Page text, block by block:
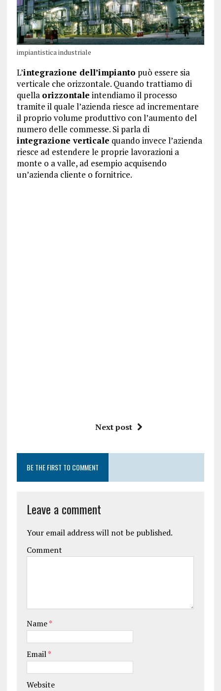
impiantistica industriale
L’integrazione dell’impianto può essere sia
verticale che orizzontale. Quando trattiamo di
quella orizzontale intendiamo il processo
tramite il quale l’azienda riesce ad incrementare
il proprio volume produttivo con l’aumento del
numero delle commesse. Si parla di
integrazione verticale quando invece l’azienda
riesce ad estendere le proprie lavorazioni a
monte o a valle, ad esempio acquisendo
un’azienda cliente o fornitrice.
Next post
BE THE FIRST TO COMMENT
Leave a comment
Your email address will not be published.
Comment
Name*
Email*
Website